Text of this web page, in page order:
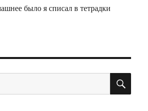
было я списал в тетрадки